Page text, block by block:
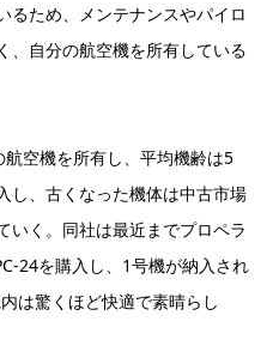
るため、メンテナンスやパイロ
、自分の航空機を所有している
空機を所有し、平均機齢は5
し、古くなった機体は中古市場
いく。同社は最近までプロペラ
24を購入し、1号機が納入され
は驚くほど快適で素晴らし